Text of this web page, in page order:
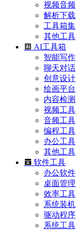
视频音频
解析下载
工具箱集
其他工具
AI工具箱
智能写作
聊天对话
创意设计
绘画平台
内容检测
视频工具
音频工具
编程工具
办公工具
其他工具
软件工具
办公软件
桌面管理
效率工具
系统装机
驱动程序
系统工具